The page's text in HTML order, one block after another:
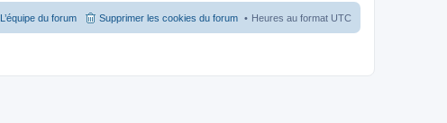
Heures au format UTC
Supprimer les cookies du forum
L’équipe du forum